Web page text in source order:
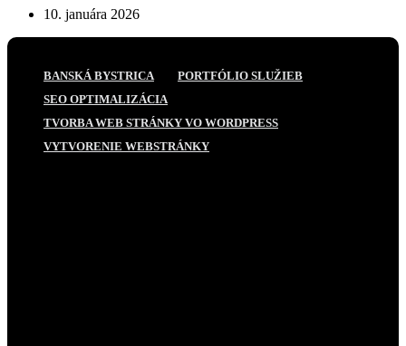
10. januára 2026
BANSKÁ BYSTRICA
PORTFÓLIO SLUŽIEB
SEO OPTIMALIZÁCIA
TVORBA WEB STRÁNKY VO WORDPRESS
VYTVORENIE WEBSTRÁNKY